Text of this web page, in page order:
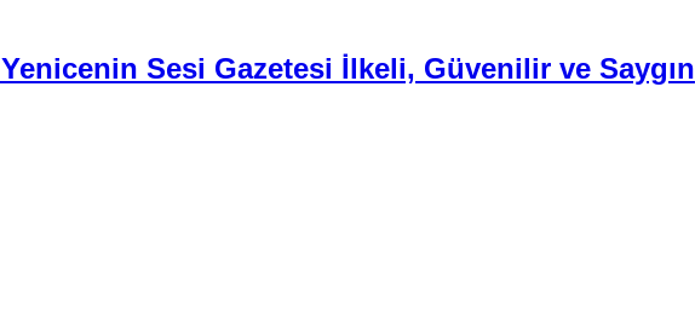
Yenicenin Sesi Gazetesi İlkeli, Güvenilir ve Saygın